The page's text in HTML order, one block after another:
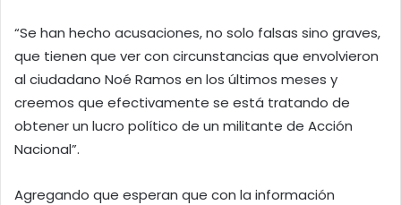
“Se han hecho acusaciones, no solo falsas sino graves,
que tienen que ver con circunstancias que envolvieron
al ciudadano Noé Ramos en los últimos meses y
creemos que efectivamente se está tratando de
obtener un lucro político de un militante de Acción
Nacional”.
Agregando que esperan que con la información